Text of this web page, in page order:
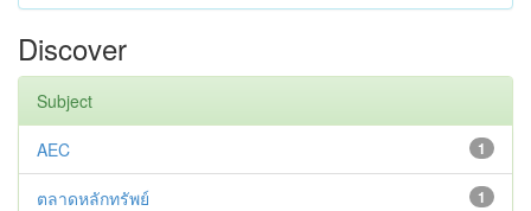
Discover
Subject
1
AEC
1
ตลาดหลักทรัพย์